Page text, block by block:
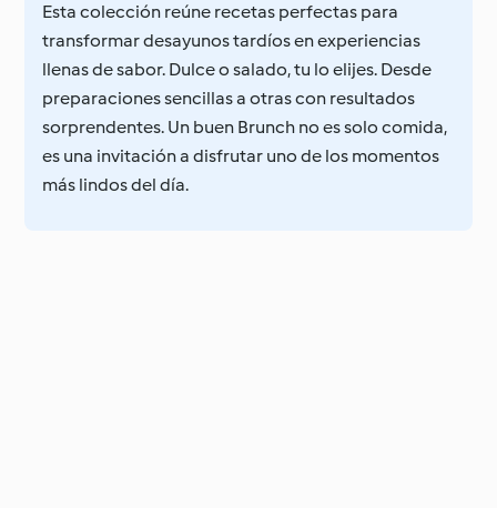
Esta colección reúne recetas perfectas para
transformar desayunos tardíos en experiencias
llenas de sabor. Dulce o salado, tu lo elijes. Desde
preparaciones sencillas a otras con resultados
sorprendentes. Un buen Brunch no es solo comida,
es una invitación a disfrutar uno de los momentos
más lindos del día.